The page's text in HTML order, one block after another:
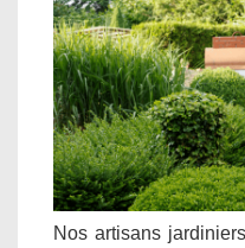
Nos artisans